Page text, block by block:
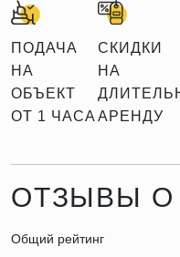
ПОДАЧА
НА
ОБЪЕКТ
ОТ 1 ЧАСА
СКИДКИ
НА
АРЕНДУ
ОТЗЫВЫ О
Общий рейтинг